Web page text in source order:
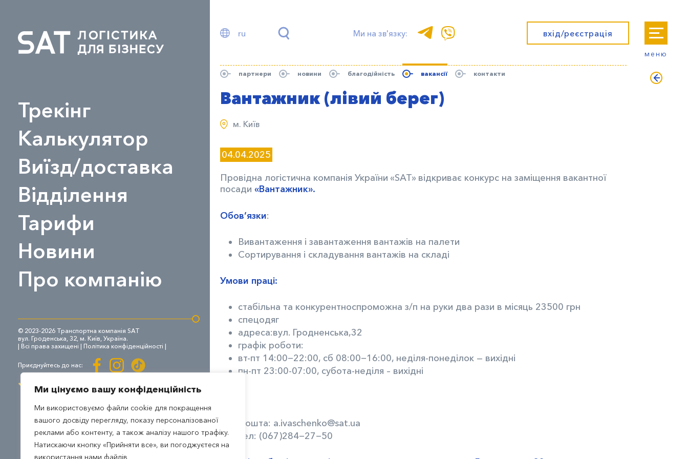
Ми цінуємо вашу конфіденційність
Ми використовуємо файли cookie для покращення
вашого досвіду перегляду, показу персоналізованої
реклами або контенту, а також аналізу нашого трафіку.
Натискаючи кнопку «Прийняти все», ви погоджуєтеся на
використання нами файлів
Трекінг
Калькулятор
Виїзд/доставка
Відділення
Тарифи
Новини
Про компанію
© 2023-2026 Транспортна компанія SAT
вул. Гроденська, 32, м. Київ, Україна.
| Всі права захищені | Політика конфіденційності |
Приєднуйтесь до нас:
ru Ми на зв'язку: вхід/реєстрація
меню
партнери новини благодійність вакансії контакти
Вантажник (лівий берег)
м. Київ
04.04.2025
Провідна логістична компанія України «SАТ» відкриває конкурс на заміщення вакантної
посади «Вантажник».
Обов’язки:
Вивантаження і завантаження вантажів на палети
Сортирування і складування вантажів на складі
Умови праці:
стабільна та конкурентноспроможна з/п на руки два рази в місяць 23500 грн
спецодяг
адреса:вул. Гродненська,32
графік роботи:
вт-пт 14:00−22:00, сб 08:00−16:00, неділя-понеділок — вихідні
пн-пт 23:00-07:00, субота-неділя – вихідні
Пошта: a.ivaschenko@sat.ua
тел: (067)284−27−50